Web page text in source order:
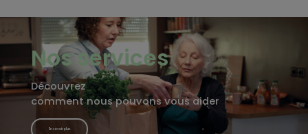
Nos services
Découvrez
comment nous pouvons vous aider
En savoir plus